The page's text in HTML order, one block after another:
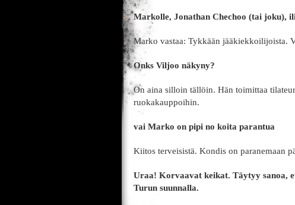
Markolle, Jonathan Chechoo (tai joku),
Marko vastaa: Tykkään jääkiekkoilijoista.
Onks Viljoo näkyny?
On aina silloin tällöin. Hän toimittaa
ruokakauppoihin.
vai Marko on pipi no koita parantua
Kiitos terveisistä. Kondis on paranemaan
Uraa! Korvaavat keikat. Täytyy sanoa,
Turun suunnalla.